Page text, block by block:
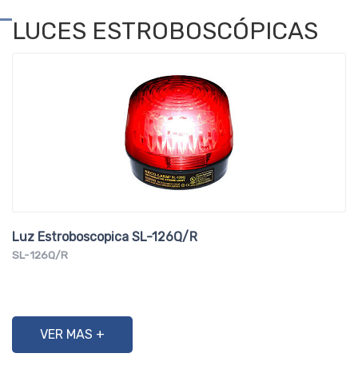
LUCES ESTROBOSCÓPICAS
Luz Estroboscopica SL-126Q/R
SL-126Q/R
VER MAS +